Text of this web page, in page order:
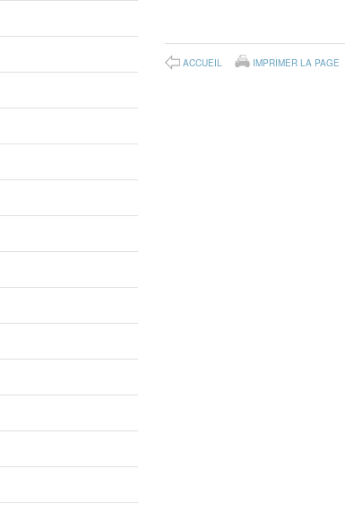
ACCUEIL IMPRIMER LA PAGE